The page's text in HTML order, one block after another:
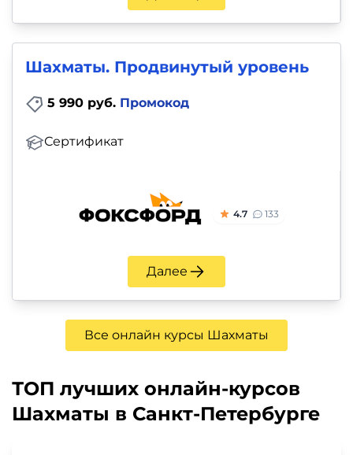
Шахматы. Продвинутый уровень
5 990 руб. Промокод
Сертификат
4.7 133
Далее
Все онлайн курсы Шахматы
ТОП лучших онлайн-курсов
Шахматы в Санкт-Петербурге